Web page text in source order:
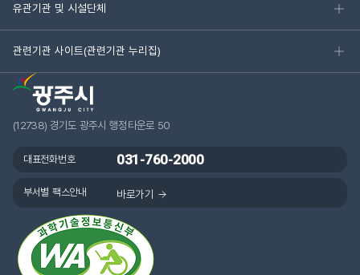
유관기관 및 시설단체
관련기관 사이트(관련기관 누리집)
(12738) 경기도 광주시 행정타운로 50
대표전화번호 031-760-2000
부서별 팩스안내 바로가기